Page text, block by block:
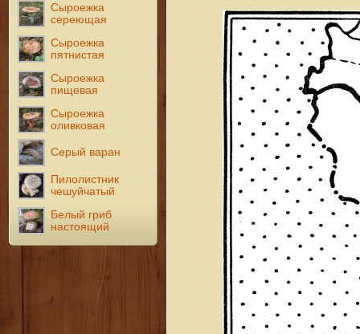
Сыроежка
сереющая
Сыроежка
пятнистая
Сыроежка
пищевая
Сыроежка
оливковая
Серый варан
Пилолистник
чешуйчатый
Белый гриб
настоящий